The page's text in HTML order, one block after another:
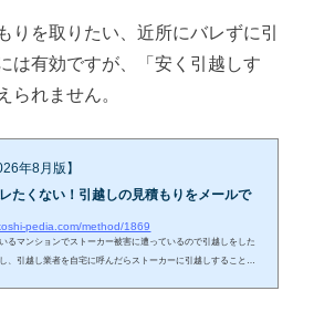
りを取りたい、近所にバレずに引
は有効ですが、「安く引越しす
られません。
年8月版】
たくない！引越しの見積もりをメールで
pedia.com/method/1869
るマンションでストーカー被害に遭っているので引越しをした
、引越し業者を自宅に呼んだらストーカーに引越しすることが